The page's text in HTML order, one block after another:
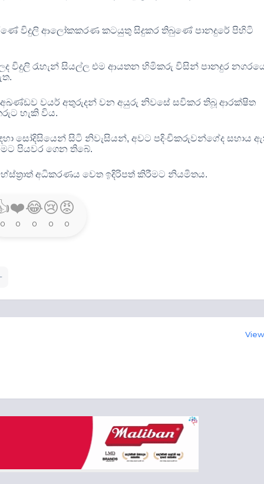
විදුලි ආලෝකකරණ කටයුතු සිදුකර තිබුණේ පානදුරේ පිහිටි
විදුලි රැහැන් සියල්ල එම ආයතන හිමිකරු විසින් පානදුර
.
වයර් අතුරුදන් වන අයුරු නිවසේ සවිකර තිබූ ආරක්ෂිත
හැකි විය.
සෝදිසියෙන් සිටි නිවැසියන්,අවට පදිංචිකරුවන්ගේද සහාය
පියවර ගෙන තිබේ.
අධිකරණය වෙත ඉදිරිපත් කිරීමට නියමිතය.
0
❤️
0
😂
0
😢
0
😡
0